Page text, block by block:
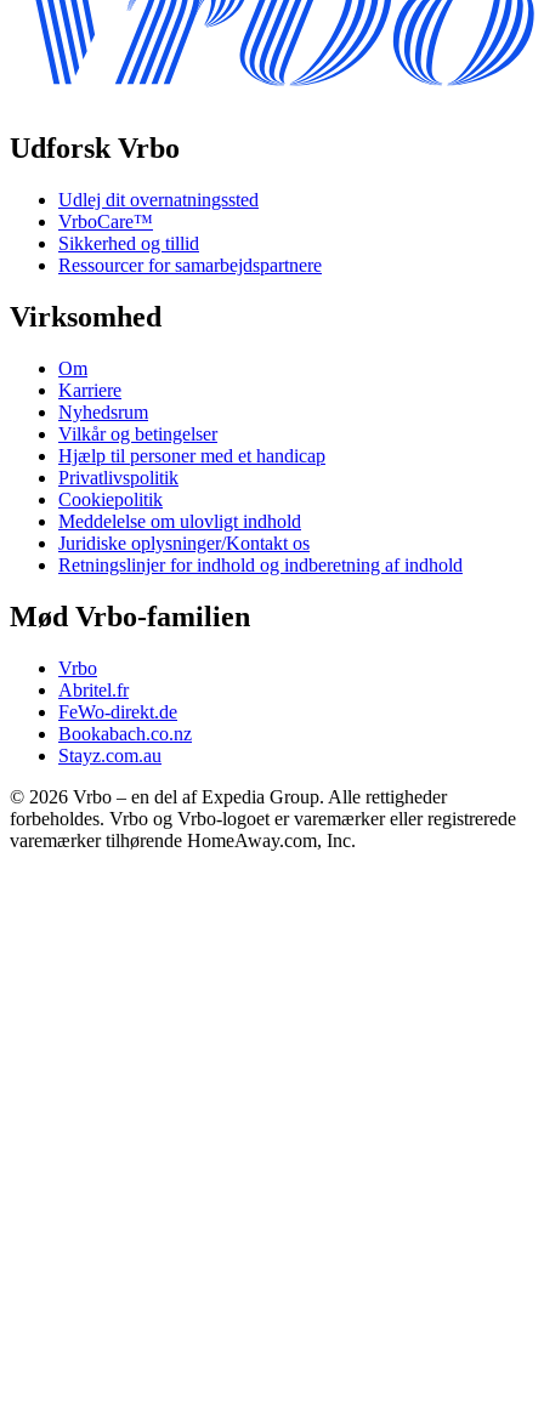
Udforsk Vrbo
Udlej dit overnatningssted
VrboCare™
Sikkerhed og tillid
Ressourcer for samarbejdspartnere
Virksomhed
Om
Karriere
Nyhedsrum
Vilkår og betingelser
Hjælp til personer med et handicap
Privatlivspolitik
Cookiepolitik
Meddelelse om ulovligt indhold
Juridiske oplysninger/Kontakt os
Retningslinjer for indhold og indberetning af indhold
Mød Vrbo-familien
Vrbo
Abritel.fr
FeWo-direkt.de
Bookabach.co.nz
Stayz.com.au
© 2026 Vrbo – en del af Expedia Group. Alle rettigheder
forbeholdes. Vrbo og Vrbo-logoet er varemærker eller registrerede
varemærker tilhørende HomeAway.com, Inc.